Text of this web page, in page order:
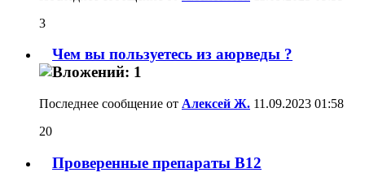
3
Чем вы пользуетесь из аюрведы ?
Последнее сообщение от Алексей Ж. 11.09.2023 01:58
20
Проверенные препараты В12